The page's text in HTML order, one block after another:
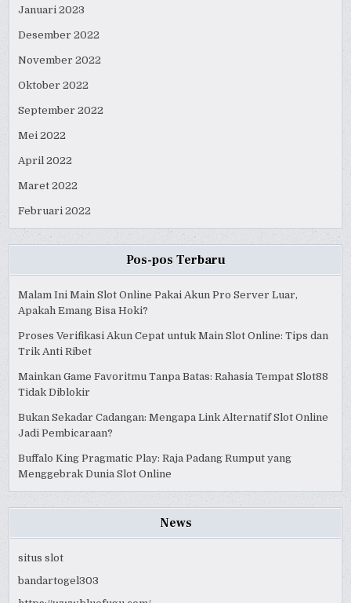
Januari 2023
Desember 2022
November 2022
Oktober 2022
September 2022
Mei 2022
April 2022
Maret 2022
Februari 2022
Pos-pos Terbaru
Malam Ini Main Slot Online Pakai Akun Pro Server Luar,
Apakah Emang Bisa Hoki?
Proses Verifikasi Akun Cepat untuk Main Slot Online: Tips dan
Trik Anti Ribet
Mainkan Game Favoritmu Tanpa Batas: Rahasia Tempat Slot88
Tidak Diblokir
Bukan Sekadar Cadangan: Mengapa Link Alternatif Slot Online
Jadi Pembicaraan?
Buffalo King Pragmatic Play: Raja Padang Rumput yang
Menggebrak Dunia Slot Online
News
situs slot
bandartogel303